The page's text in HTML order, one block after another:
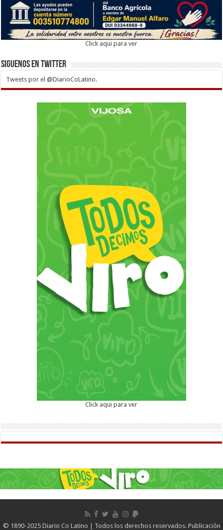
Click aqui para ver
Siguenos en twitter
Tweets por el @DiarioCoLatino.
Click aqui para ver
© 1890-2025 Diario Co Latino | Todos los derechos reservados. Publicación